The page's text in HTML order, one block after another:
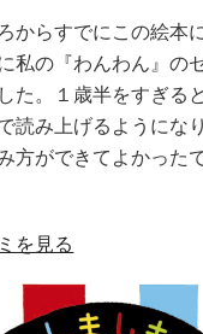
からすでにこの絵本
私の『わんわん』の
た。１歳半をすぎる
み上げるようにな
方ができてよかった
を見る